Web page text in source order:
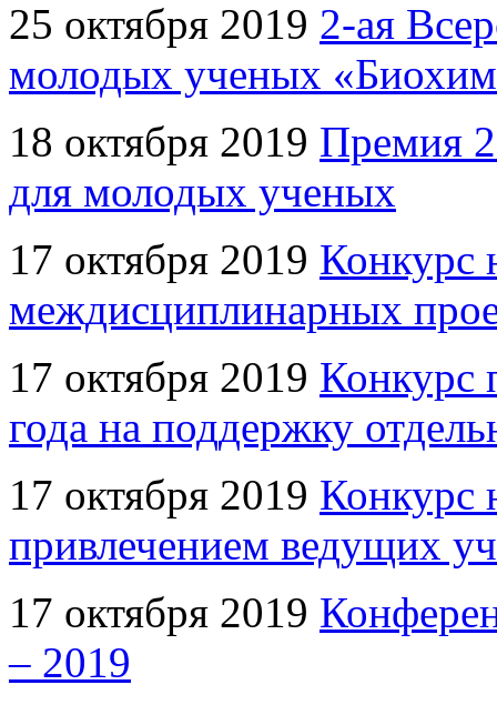
25 октября 2019 2-ая
молодых ученых
18 октября 2019 Премия
для молодых ученых
17 октября 2019 Конкурс
междисциплинарных
17 октября 2019 Конкурс
года на поддержку
17 октября 2019 Конкурс
привлечением ведущих
17 октября 2019
– 2019